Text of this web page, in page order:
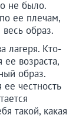
не было.
ее плечам,
образ.
лагеря. Кто-
возраста,
образ.
честность
такой, какая